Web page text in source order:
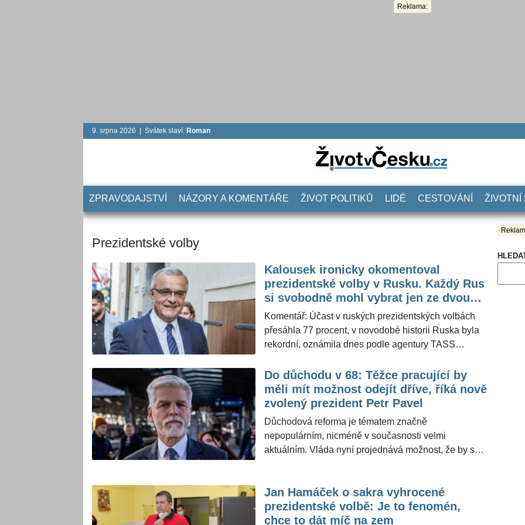
Reklama:
9. srpna 2026 | Svátek slaví: Roman
ZPRAVODAJSTVÍ NÁZORY A KOMENTÁŘE ŽIVOT POLITIKŮ LIDÉ CESTOVÁNÍ ŽIVOTNÍ
Prezidentské volby
Kalousek ironicky okomentoval
prezidentské volby v Rusku. Každý Rus
si svobodně mohl vybrat jen ze dvou
variant
Komentář: Účast v ruských prezidentských volbách
přesáhla 77 procent, v novodobé historii Ruska byla
rekordní, oznámila dnes podle agentury TASS
prezident Vladimir Putin, který po sečtení více než 99
procent lístků získal přes 87 procent hlasů, tvrdí také
komise s tím, že konečné výsledky oznámí ve čtvrtek.
V Praze pro Putina hlasovalo necelých 16 procent
ruských voličů, vyplývá podle serveru Viněgret.cz z
dat zveřejněných ústřední volební komisí. Řada zemí
už označila volby v Rusku za nesvobodné. Pro
že o svobodné volby rozhodně nešlo.
Do důchodu v 68: Těžce pracující by
měli mít možnost odejít dříve, říká nově
zvolený prezident Petr Pavel
Důchodová reforma je tématem značně
nepopulárním, nicméně v současnosti velmi
aktuálním. Vláda nyní projednává možnost, že by se
odpůrce. Podle nově zvoleného prezidenta Petra
Pavla (61) je nutné vzít v potaz to, že někteří lidé svá
fyzicky náročná zaměstnání nebudou moci ve vyšším
Jan Hamáček o sakra vyhrocené
prezidentské volbě: Je to fenomén,
chce to dát míč na zem